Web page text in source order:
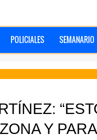
POLICIALES SEMANARIO
Y